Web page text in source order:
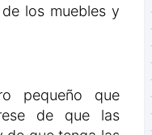
los muebles y
pequeño que
de que las